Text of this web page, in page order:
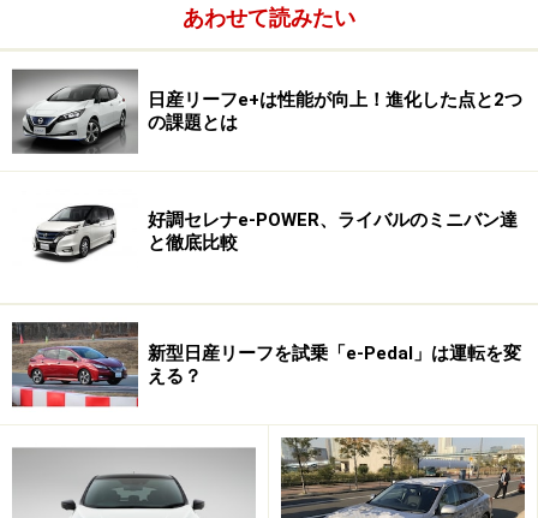
しかし間もなく実用化される新型電池（１ケース約
100kg。12kWhという容量）を２ケース約200kg積めば走
行可能距離168km。参考までに書いておくと三菱iMiEVに
搭載されているGSユアサ製が、約200kgで容量16kWhと
なる。
2010年に発売予定の日産EVは、プリウス程度のボディサ
イズを持ち、満充電走行可能距離180～200km程度にな
ズ。
次ページではハイブリッドを紹介
※記事内容は執筆時点のものです。最新の内容をご確認くださ
あわせて読みたい
日産リーフe+は性能が向上！進化した点と2つ
の課題とは
好調セレナe-POWER、ライバルのミニバン達
と徹底比較
新型日産リーフを試乗「e-Pedal」は運転を変
える？